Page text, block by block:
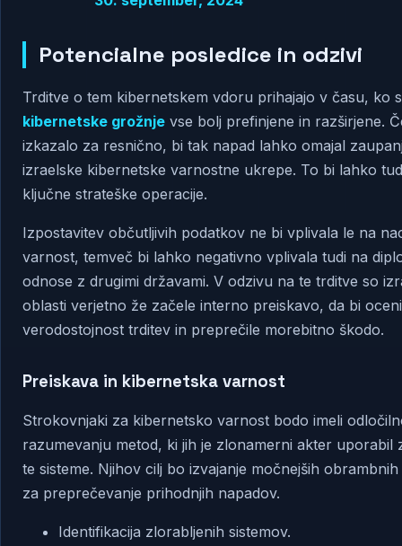
Potencialne posledice in odzivi
Trditve o tem kibernetskem vdoru prihajajo v času, ko
kibernetske grožnje vse bolj prefinjene in razširjene.
izkazalo za resnično, bi tak napad lahko omajal
izraelske kibernetske varnostne ukrepe. To bi lahko
ključne strateške operacije.
Izpostavitev občutljivih podatkov ne bi vplivala le na
varnost, temveč bi lahko negativno vplivala tudi na
odnose z drugimi državami. V odzivu na te trditve so
oblasti verjetno že začele interno preiskavo, da bi
verodostojnost trditev in preprečile morebitno škodo.
Preiskava in kibernetska varnost
Strokovnjaki za kibernetsko varnost bodo imeli
razumevanju metod, ki jih je zlonamerni akter uporabil
te sisteme. Njihov cilj bo izvajanje močnejših
za preprečevanje prihodnjih napadov.
Identifikacija zlorabljenih sistemov.